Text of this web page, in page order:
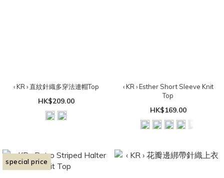
‹ KR › 直紋針織多穿法連帽Top
HK$209.00
‹ KR › Esther Short Sleeve Knit
Top
HK$169.00
special price